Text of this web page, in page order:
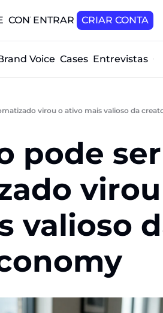
CONTATOENTRAR CRIAR CONTA
Voice Cases Entrevistas
virou o ativo mais valioso da
pode ser
valioso